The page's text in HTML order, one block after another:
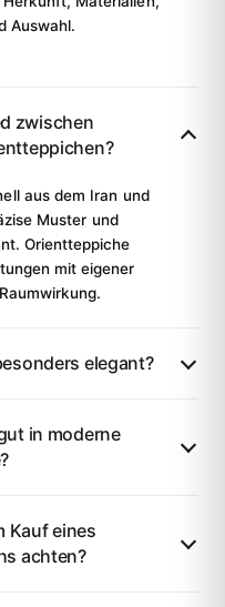
Auswahl.
zwischen
aus dem Iran und
Muster und
Orientteppiche
mit eigener
elegant?
in moderne
Kauf eines
achten?